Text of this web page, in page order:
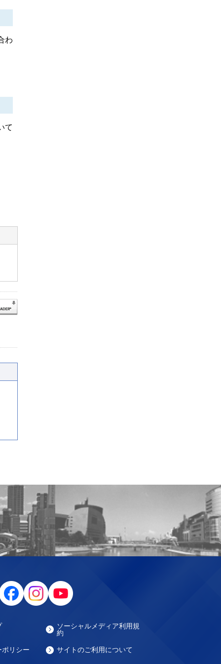
わ
て
ソーシャルメディア利用規
約
リシー サイトのご利用について